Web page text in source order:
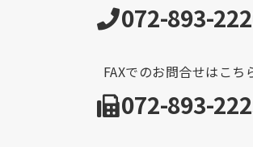
072-893-
FAXでのお問合せはこち
072-893-